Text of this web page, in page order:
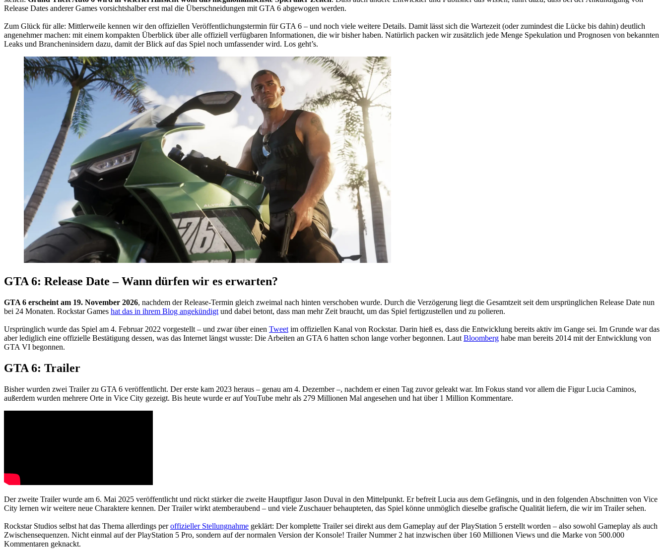
Release Dates anderer Games vorsichtshalber erst mal die Überschneidungen mit GTA 6 abgewogen werden.
Zum Glück für alle: Mittlerweile kennen wir den offiziellen Veröffentlichungstermin für GTA 6 – und noch viele weitere Details. Damit lässt sich die Wartezeit (oder zumindest die Lücke bis dahin) deutlich
angenehmer machen: mit einem kompakten Überblick über alle offiziell verfügbaren Informationen, die wir bisher haben. Natürlich packen wir zusätzlich jede Menge Spekulation und Prognosen von bekannten
Leaks und Brancheninsidern dazu, damit der Blick auf das Spiel noch umfassender wird. Los geht’s.
GTA 6: Release Date – Wann dürfen wir es erwarten?
GTA 6 erscheint am 19. November 2026, nachdem der Release-Termin gleich zweimal nach hinten verschoben wurde. Durch die Verzögerung liegt die Gesamtzeit seit dem ursprünglichen Release Date nun
bei 24 Monaten. Rockstar Games hat das in ihrem Blog angekündigt und dabei betont, dass man mehr Zeit braucht, um das Spiel fertigzustellen und zu polieren.
Ursprünglich wurde das Spiel am 4. Februar 2022 vorgestellt – und zwar über einen Tweet im offiziellen Kanal von Rockstar. Darin hieß es, dass die Entwicklung bereits aktiv im Gange sei. Im Grunde war das
aber lediglich eine offizielle Bestätigung dessen, was das Internet längst wusste: Die Arbeiten an GTA 6 hatten schon lange vorher begonnen. Laut Bloomberg habe man bereits 2014 mit der Entwicklung von
GTA VI begonnen.
GTA 6: Trailer
Bisher wurden zwei Trailer zu GTA 6 veröffentlicht. Der erste kam 2023 heraus – genau am 4. Dezember –, nachdem er einen Tag zuvor geleakt war. Im Fokus stand vor allem die Figur Lucia Caminos,
außerdem wurden mehrere Orte in Vice City gezeigt. Bis heute wurde er auf YouTube mehr als 279 Millionen Mal angesehen und hat über 1 Million Kommentare.
Der zweite Trailer wurde am 6. Mai 2025 veröffentlicht und rückt stärker die zweite Hauptfigur Jason Duval in den Mittelpunkt. Er befreit Lucia aus dem Gefängnis, und in den folgenden Abschnitten von Vice
City lernen wir weitere neue Charaktere kennen. Der Trailer wirkt atemberaubend – und viele Zuschauer behaupteten, das Spiel könne unmöglich dieselbe grafische Qualität liefern, die wir im Trailer sehen.
Rockstar Studios selbst hat das Thema allerdings peroffizieller Stellungnahme geklärt: Der komplette Trailer sei direkt aus dem Gameplay auf der PlayStation 5 erstellt worden – also sowohl Gameplay als auch
Zwischensequenzen. Nicht einmal auf der PlayStation 5 Pro, sondern auf der normalen Version der Konsole! Trailer Nummer 2 hat inzwischen über 160 Millionen Views und die Marke von 500.000
Kommentaren geknackt.